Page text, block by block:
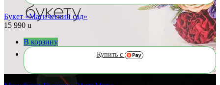
Букет «Магический сад»
15 990 u
В корзину
Купить с